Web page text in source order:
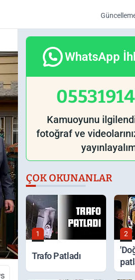
WhatsApp
Kamuoyunu
fotoğraf ve
ÇOK OKUNANLAR
1
Trafo Patladı
2